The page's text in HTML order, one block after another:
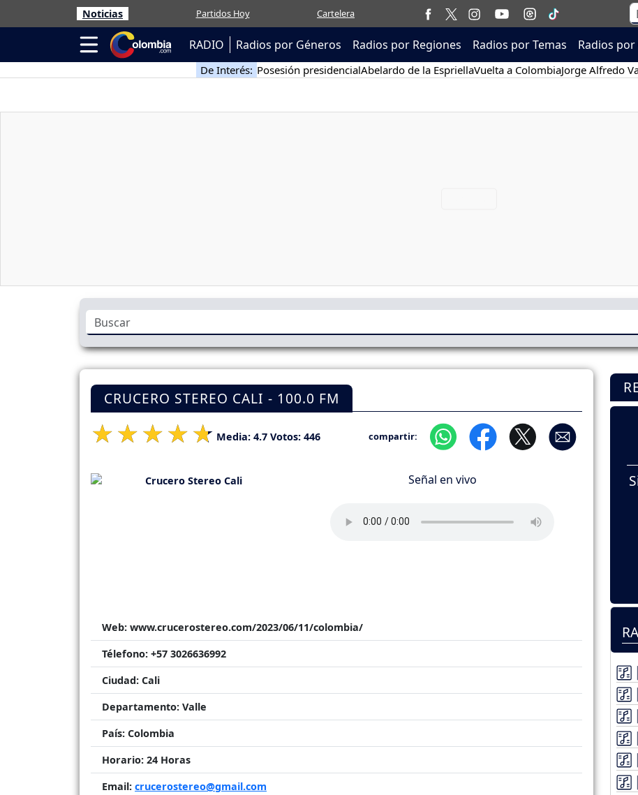
Noticias Partidos Hoy Cartelera
RADIO Radios por Géneros Radios por Regiones Radios por Temas Radios
De Interés: Posesión presidencialAbelardo de la EspriellaVuelta a ColombiaJorge Alfredo
CRUCERO STEREO CALI - 100.0 FM
Media: 4.7 Votos: 446 compartir:
Señal en vivo
Web: www.crucerostereo.com/2023/06/11/colombia/
Télefono: +57 3026636992
Ciudad: Cali
Departamento: Valle
País: Colombia
Horario: 24 Horas
Email: crucerostereo@gmail.com